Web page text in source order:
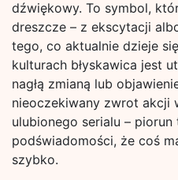
dźwiękowy. To symbol,
dreszcze – z ekscytacji
tego, co aktualnie dzieje
kulturach błyskawica jest
nagłą zmianą lub
nieoczekiwany zwrot akcji
ulubionego serialu –
podświadomości, że coś
szybko.